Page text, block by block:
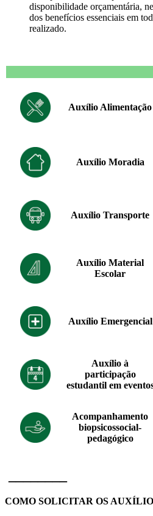
disponibilidade orçamentária,
dos benefícios essenciais em
realizado.
Auxílio Alimentação
Auxílio Moradia
Auxílio Transporte
Auxílio Material
Escolar
Auxílio Emergencial
Auxílio à
participação
estudantil em
Acompanhamento
biopsicossocial-
pedagógico
COMO SOLICITAR OS